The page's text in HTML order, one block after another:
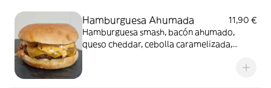
Hamburguesa Ahumada
11,90 €
Hamburguesa smash, bacón ahumado,
queso cheddar, cebolla caramelizada,